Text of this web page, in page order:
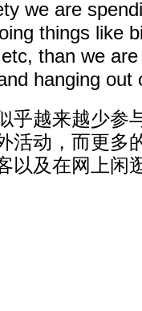
we are
things like
than we
hanging out
乎越来越少参
活动，而更多
以及在网上闲